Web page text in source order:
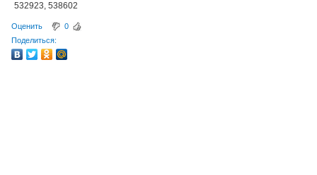
532923, 538602
Оценить
0
Поделиться: